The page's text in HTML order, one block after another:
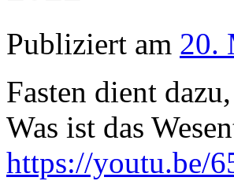
Publiziert am 20.
Fasten dient
Was ist das
https://youtu.be/